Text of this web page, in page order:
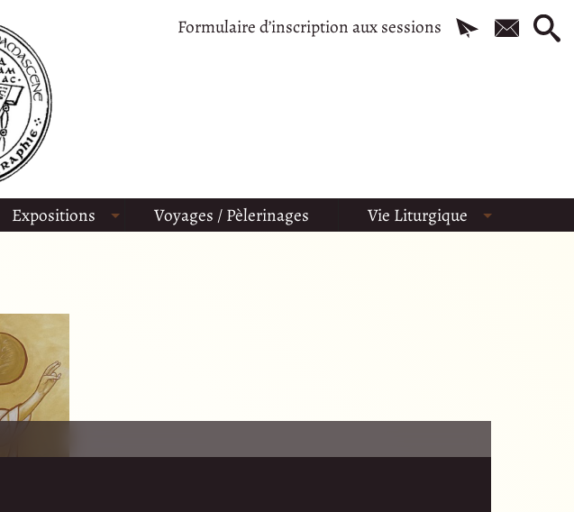
Formulaire d’inscription aux sessions
Expositions Voyages / Pèlerinages Vie Liturgique